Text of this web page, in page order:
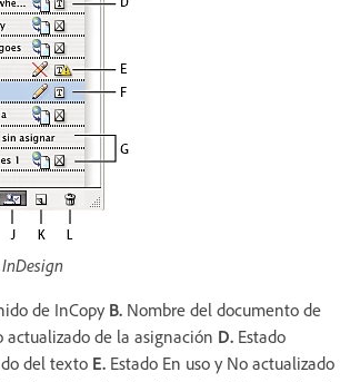
de InCopy B. Nombre del documento de
actualizado de la asignación D. Estado
del texto E. Estado En uso y No actualizado